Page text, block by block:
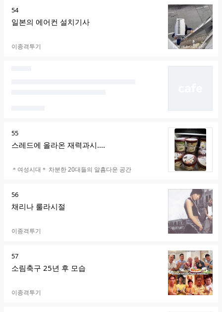
순
위
54
일본의 에어컨 설치기사
카페명
이종격투기
순
위
55
스레드에 올라온 재력과시....
카페명
＊여성시대＊ 차분한 20대들의 알흠다운 공간
순
위
56
채리나 룰라시절
카페명
이종격투기
순
위
57
소림축구 25년 후 모습
카페명
이종격투기